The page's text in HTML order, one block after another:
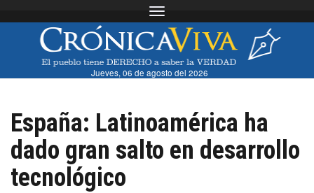
Toggle navigation
Jueves, 06 de agosto del 2026
España: Latinoamérica ha
dado gran salto en desarrollo
tecnológico